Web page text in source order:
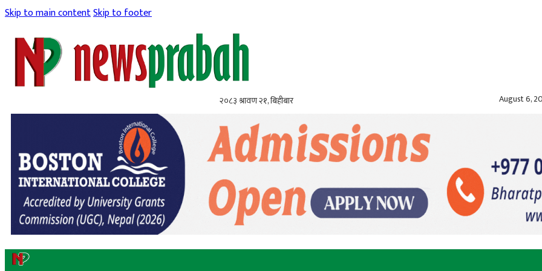
Skip to main contentSkip to footer
२०८३ श्रावण २१, बिहीबार August 6,